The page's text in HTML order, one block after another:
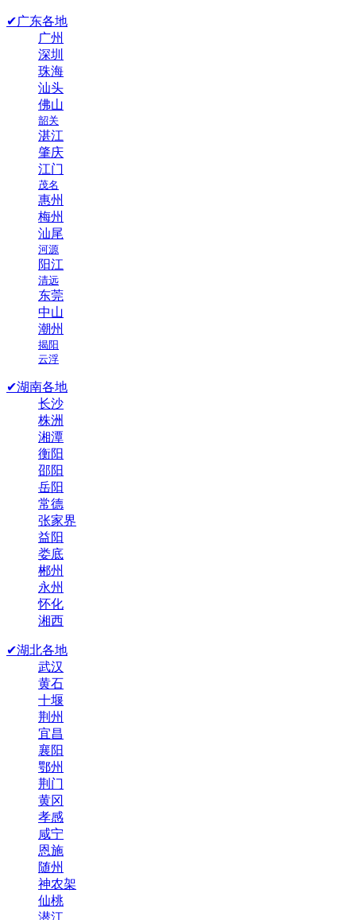
✔广东各地
广州
深圳
珠海
汕头
佛山
韶关
湛江
肇庆
江门
茂名
惠州
梅州
汕尾
河源
阳江
清远
东莞
中山
潮州
揭阳
云浮
✔湖南各地
长沙
株洲
湘潭
衡阳
邵阳
岳阳
常德
张家界
益阳
娄底
郴州
永州
怀化
湘西
✔湖北各地
武汉
黄石
十堰
荆州
宜昌
襄阳
鄂州
荆门
黄冈
孝感
咸宁
恩施
随州
神农架
仙桃
潜江